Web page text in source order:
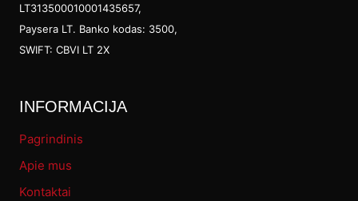
LT313500010001435657,
Paysera LT. Banko kodas: 3500,
SWIFT: CBVI LT 2X
INFORMACIJA
Pagrindinis
Apie mus
Kontaktai